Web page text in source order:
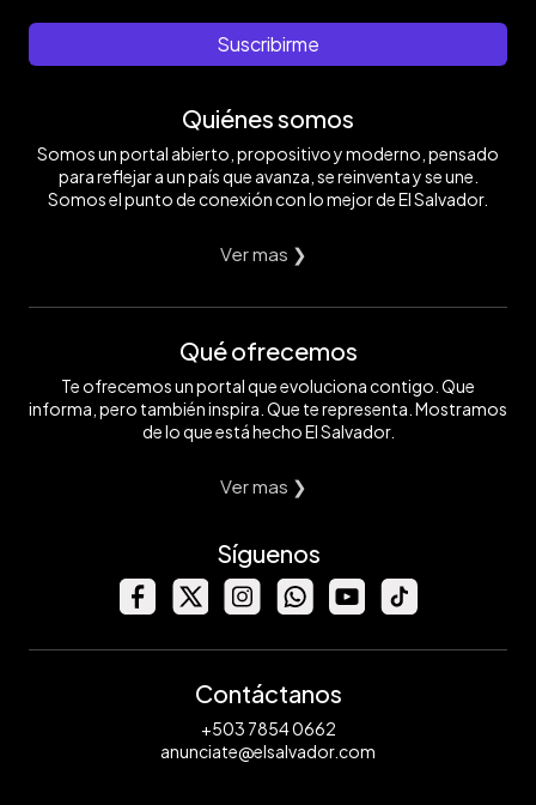
Suscribirme
Quiénes somos
Somos un portal abierto, propositivo y moderno, pensado
para reflejar a un país que avanza, se reinventa y se une.
Somos el punto de conexión con lo mejor de El Salvador.
Ver mas ❯
Qué ofrecemos
Te ofrecemos un portal que evoluciona contigo. Que
informa, pero también inspira. Que te representa. Mostramos
de lo que está hecho El Salvador.
Ver mas ❯
Síguenos
Contáctanos
+503 7854 0662
anunciate@elsalvador.com